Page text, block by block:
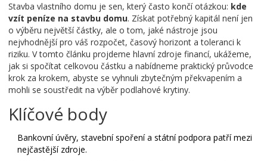
Stavba vlastního domu je sen, který často končí otázkou: kde
vzít peníze na stavbu domu. Získat potřebný kapitál není jen
o výběru největší částky, ale o tom, jaké nástroje jsou
nejvhodnější pro váš rozpočet, časový horizont a toleranci k
riziku. V tomto článku projdeme hlavní zdroje financí, ukážeme,
jak si spočítat celkovou částku a nabídneme praktický průvodce
krok za krokem, abyste se vyhnuli zbytečným překvapením a
mohli se soustředit na výběr podlahové krytiny.
Klíčové body
Bankovní úvěry, stavební spoření a státní podpora patří mezi
nejčastější zdroje.